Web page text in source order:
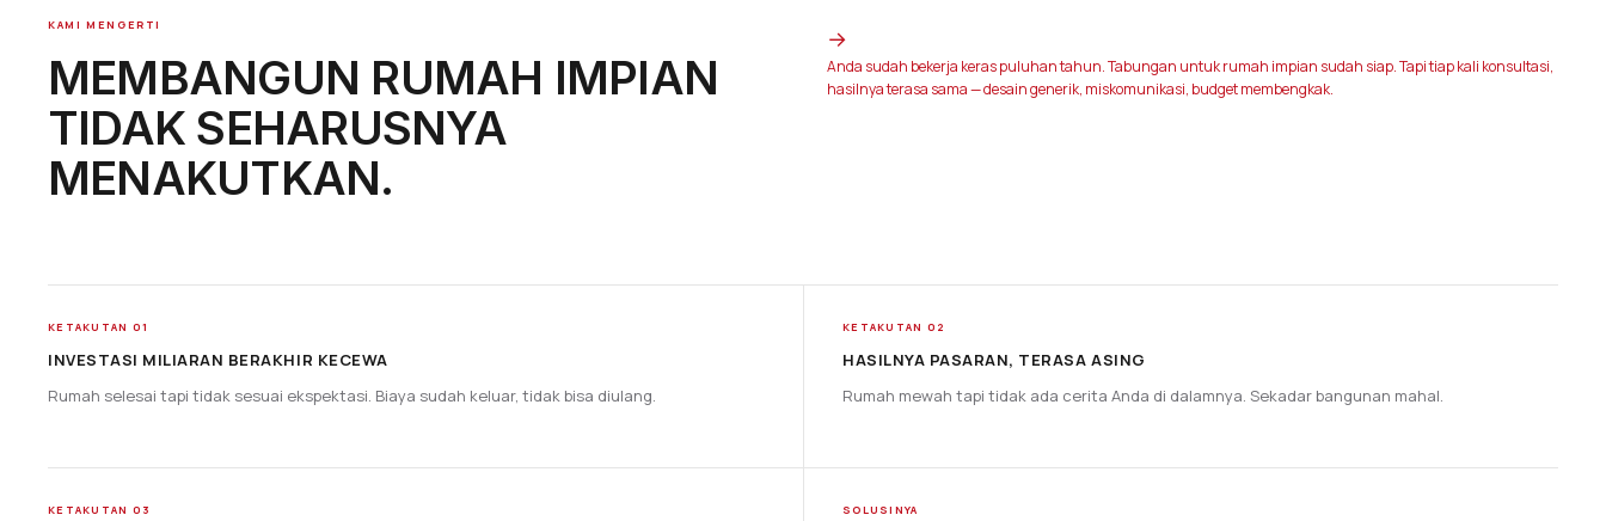
KAMI MENGERTI
MEMBANGUN RUMAH IMPIAN
TIDAK SEHARUSNYA
MENAKUTKAN.
→
Anda sudah bekerja keras puluhan tahun. Tabungan untuk rumah impian sudah siap. Tapi tiap kali konsultasi,
hasilnya terasa sama — desain generik, miskomunikasi, budget membengkak.
KETAKUTAN 01
INVESTASI MILIARAN BERAKHIR KECEWA
Rumah selesai tapi tidak sesuai ekspektasi. Biaya sudah keluar, tidak bisa diulang.
KETAKUTAN 02
HASILNYA PASARAN, TERASA ASING
Rumah mewah tapi tidak ada cerita Anda di dalamnya. Sekadar bangunan mahal.
KETAKUTAN 03 SOLUSINYA